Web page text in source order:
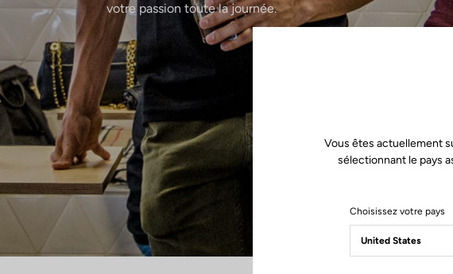
votre passion toute la journée.
Vous êtes actuellement
sélectionnant le pays
Choisissez votre pays